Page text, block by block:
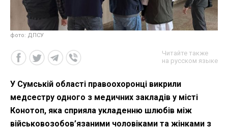
фото: ДПСУ
Читайте также
на русском языке
У Сумській області правоохоронці викрили
медсестру одного з медичних закладів у місті
Конотоп, яка сприяла укладенню шлюбів між
військовозобов’язаними чоловіками та жінками з